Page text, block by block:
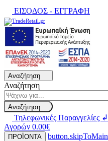
ΕΙΣΟΔΟΣ - ΕΓΓΡΑΦΗ
Αναζήτηση
Αναζήτηση
Αναζήτηση
Τηλεφωνικές Παραγγελίες ↲
Αγορών 0.00€
ΠΡΟΪΟΝΤΑ button.skipToMain